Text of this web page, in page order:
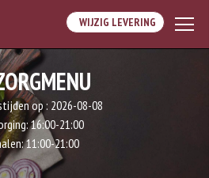
WIJZIG LEVERING
op : 2026-08-08
16:00-21:00
11:00-21:00